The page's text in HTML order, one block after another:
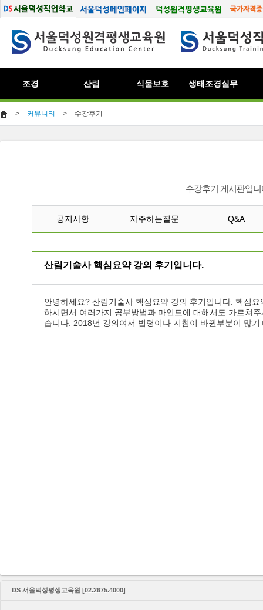
조경 산림 식물보호 생태조경실무
> 커뮤니티 > 수강후기
수강후기 게시판입
공지사항 자주하는질문 Q&A
산림기술사 핵심요약 강의 후기입니다.
안녕하세요? 산림기술사 핵심요약 강의 후기입니다. 핵심
하시면서 여러가지 공부방법과 마인드에 대해서도 가르쳐
습니다. 2018년 강의여서 법령이나 지침이 바뀐부분이 많
DS 서울덕성평생교육원 [02.2675.4000]